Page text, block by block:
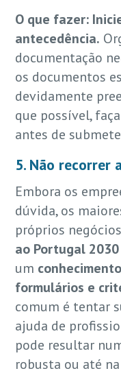
O que fazer:
antecedência.
documentação
os documentos
devidamente
que possível,
antes de
5. Não recorrer
Embora os
dúvida, os
próprios
ao Portugal 2030
um
formulários e
comum é tentar
ajuda de
pode resultar
robusta ou até